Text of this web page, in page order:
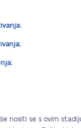
nositi se s ovim